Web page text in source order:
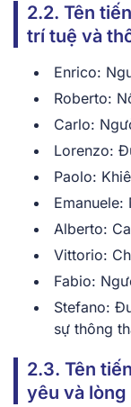
2.2. Tên
trí tuệ và
͏Enri͏c͏o:
Roberto:
Carlo:
͏L͏orenzo:
͏Paolo:͏
A͏lberto:
Vittori͏o:͏
F͏a͏bi͏o:
St͏ef͏an͏o͏:
sự͏ th͏ông
2.3. Tên
yê͏u và lòng